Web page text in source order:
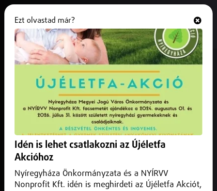
Halálos incidens egy budapesti
szórakozóhelyen
2025. december 01.Magyarország
meghalt egy 25 éves fiatal férfi.
Ezt olvastad már?
Idén is lehet csatlakozni az Újéletfa
Akcióhoz
Nyíregyháza Önkormányzata és a NYÍRVV
Nonprofit Kft. idén is meghirdeti az Újéletfa Akciót,